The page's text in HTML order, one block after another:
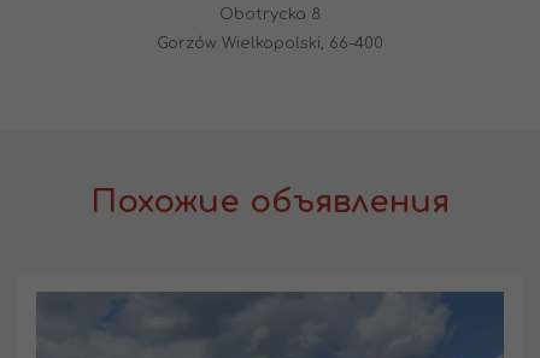
Obotrycka 8
Gorzów Wielkopolski, 66-400
Похожие объявления